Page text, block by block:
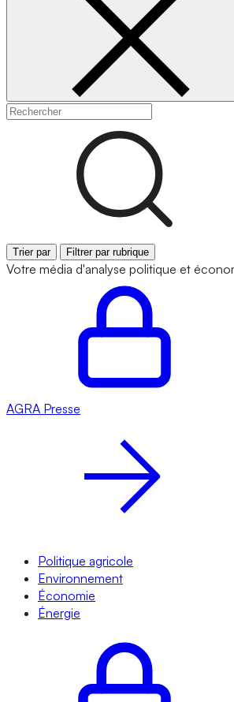
Trier par Filtrer par rubrique
Votre média d'analyse politique et
AGRA Presse
Politique agricole
Environnement
Économie
Énergie